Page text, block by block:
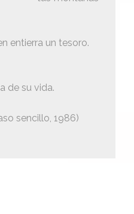
entierra un tesoro.
de su vida.
sencillo, 1986)